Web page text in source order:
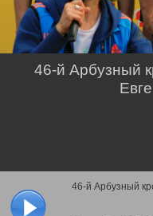
46-й Арбузный
46-й Арбузный